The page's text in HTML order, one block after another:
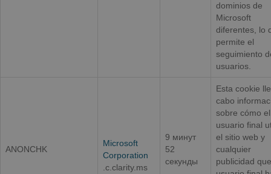
dominios de
Microsoft
diferentes, lo
permite el
seguimiento
usuarios.
ANONCHK
Microsoft
Corporation
.c.clarity.ms
9 минут
52
секунды
Esta cookie
cabo
sobre cómo el
usuario final
el sitio web y
cualquier
publicidad